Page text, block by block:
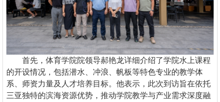
首先，体育学院院领导郝艳龙详细介绍了学院水上课程
的开设情况，包括潜水、冲浪、帆板等特色专业的教学体
系、师资力量及人才培养目标。他表示，此次到访旨在依托
三亚独特的滨海资源优势，推动学院教学与产业需求深度融